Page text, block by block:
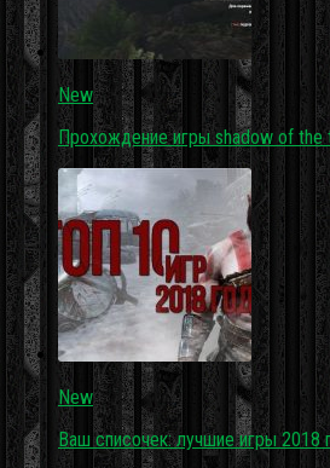
New
Прохождение игры shadow of the
New
Ваш списочек: лучшие игры 2018